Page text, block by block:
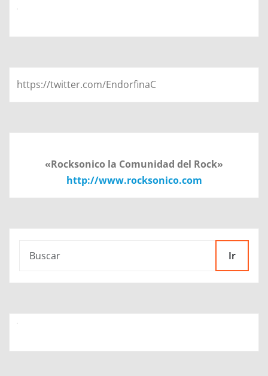
https://twitter.com/EndorfinaC
«Rocksonico la Comunidad del Rock»
http://www.rocksonico.com
Ir